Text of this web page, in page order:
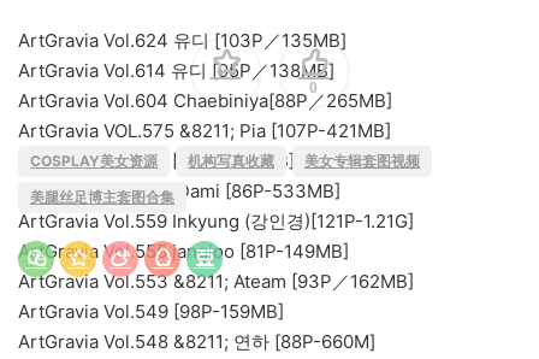
ArtGravia Vol.624 유디 [103P／135MB]
ArtGravia Vol.614 유디 [95P／138MB]
ArtGravia Vol.604 Chaebiniya[88P／265MB]
ArtGravia VOL.575 &8211; Pia [107P-421MB]
ArtGravia Vol.566 [98P／135MB]
ArtGravia VOL.561 Dami [86P-533MB]
ArtGravia Vol.559 Inkyung (강인경)[121P-1.21G]
ArtGravia Vol.555 jangjoo [81P-149MB]
ArtGravia Vol.553 &8211; Ateam [93P／162MB]
ArtGravia Vol.549 [98P-159MB]
ArtGravia Vol.548 &8211; 연하 [88P-660M]
0
COSPLAY美女资源 机构写真收藏
美女专辑套图视频
美腿丝足博主套图合集